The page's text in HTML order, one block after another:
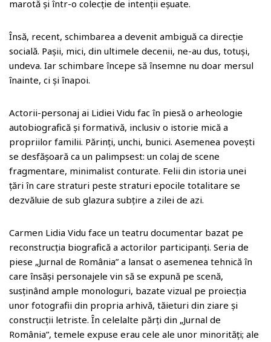
marotă și într-o colecție de intenții eșuate.
Însă, recent, schimbarea a devenit ambiguă ca direcție
socială. Pașii, mici, din ultimele decenii, ne-au dus, totuși,
undeva. Iar schimbare începe să însemne nu doar mersul
înainte, ci și înapoi.
Actorii-personaj ai Lidiei Vidu fac în piesă o arheologie
autobiografică și formativă, inclusiv o istorie mică a
propriilor familii. Părinți, unchi, bunici. Asemenea povești
se desfășoară ca un palimpsest: un colaj de scene
fragmentare, minimalist conturate. Felii din istoria unei
țări în care straturi peste straturi epocile totalitare se
dezvăluie de sub glazura subțire a zilei de azi.
Carmen Lidia Vidu face un teatru documentar bazat pe
reconstrucția biografică a actorilor participanți. Seria de
piese „Jurnal de România” a lansat o asemenea tehnică în
care însăși personajele vin să se expună pe scenă,
susținând ample monologuri, bazate vizual pe proiecția
unor fotografii din propria arhivă, tăieturi din ziare și
construcții letriste. În celelalte părți din „Jurnal de
România”, temele expuse erau cele ale unor minorități; ale